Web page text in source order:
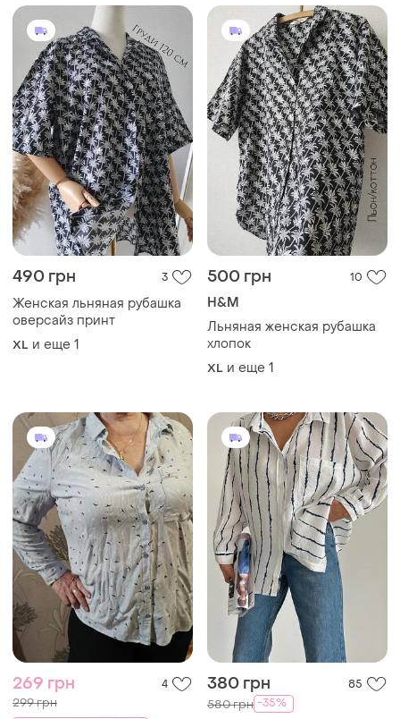
490 грн 3
Женская льняная рубашка
оверсайз принт
XL и еще 1
500 грн 10
H&M
Льняная женская рубашка
хлопок
XL и еще 1
269 грн 4
299 грн
380 грн 85
580 грн -35%